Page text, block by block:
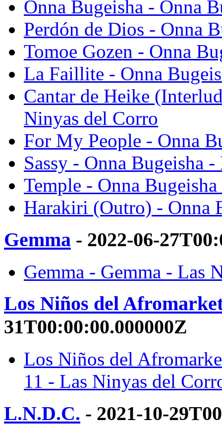
Onna Bugeisha - Onna
Perdón de Dios - Onna
Tomoe Gozen - Onna
La Faillite - Onna
Cantar de Heike
Ninyas del Corro
For My People - Onna
Sassy - Onna Bugeisha
Temple - Onna
Harakiri (Outro) - Onna
Gemma - 2022-06-
Gemma - Gemma - Las
Los Niños del
31T00:00:00.000000Z
Los Niños del
11 - Las Ninyas del
L.N.D.C. - 2021-10-